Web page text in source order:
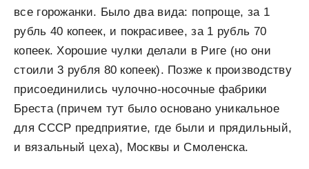
все горожанки. Было два вида: попроще, за 1
рубль 40 копеек, и покрасивее, за 1 рубль 70
копеек. Хорошие чулки делали в Риге (но они
стоили 3 рубля 80 копеек). Позже к производству
присоединились чулочно-носочные фабрики
Бреста (причем тут было основано уникальное
для СССР предприятие, где были и прядильный,
и вязальный цеха), Москвы и Смоленска.